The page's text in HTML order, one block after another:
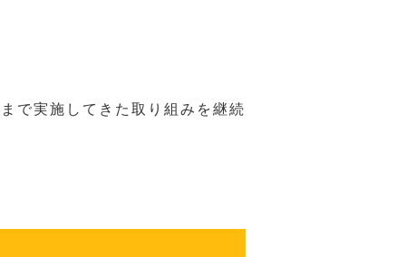
で実施してきた取り組みを継続